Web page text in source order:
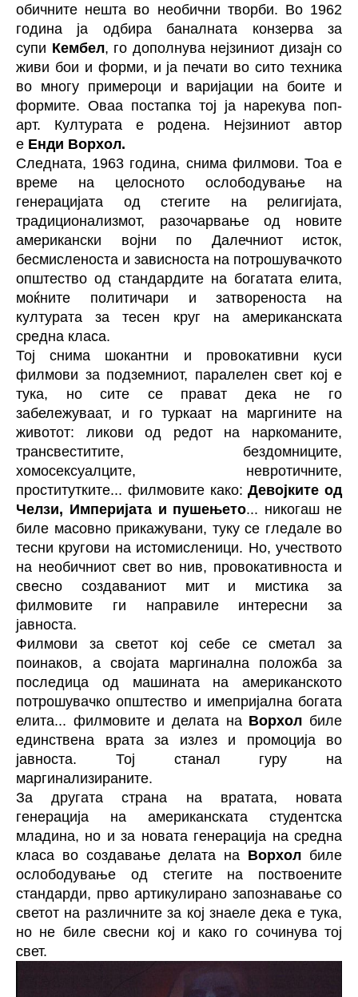
обичните нешта во необични творби. Во 1962
година ја одбира баналната конзерва за
супи Кембел, го дополнува нејзиниот дизајн со
живи бои и форми, и ја печати во сито техника
во многу примероци и варијации на боите и
формите. Оваа постапка тој ја нарекува поп-
арт. Културата е родена. Нејзиниот автор
е Енди Ворхол.
Следната, 1963 година, снима филмови. Тоа е
време на целосното ослободување на
генерацијата од стегите на религијата,
традиционализмот, разочарвање од новите
американски војни по Далечниот исток,
бесмисленоста и зависноста на потрошувачкото
општество од стандардите на богатата елита,
моќните политичари и затвореноста на
културата за тесен круг на американската
средна класа.
Тој снима шокантни и провокативни куси
филмови за подземниот, паралелен свет кој е
тука, но сите се прават дека не го
забележуваат, и го туркаат на маргините на
животот: ликови од редот на наркоманите,
трансвеститите, бездомниците,
хомосексуалците, невротичните,
проститутките... филмовите како:Девојките од
Челзи, Империјата и пушењето... никогаш не
биле масовно прикажувани, туку се гледале во
тесни кругови на истомисленици. Но, учеството
на необичниот свет во нив, провокативноста и
свесно создаваниот мит и мистика за
филмовите ги направиле интересни за
јавноста.
Филмови за светот кој себе се сметал за
поинаков, а својата маргинална положба за
последица од машината на американското
потрошувачко општество и имепријална богата
елита... филмовите и делата на Ворхол биле
единствена врата за излез и промоција во
јавноста. Тој станал гуру на
маргинализираните.
За другата страна на вратата, новата
генерација на американската студентска
младина, но и за новата генерација на средна
класа во создавање делата на Ворхол биле
ослободување од стегите на поствоените
стандарди, прво артикулирано запознавање со
светот на различните за кој знаеле дека е тука,
но не биле свесни кој и како го сочинува тој
свет.